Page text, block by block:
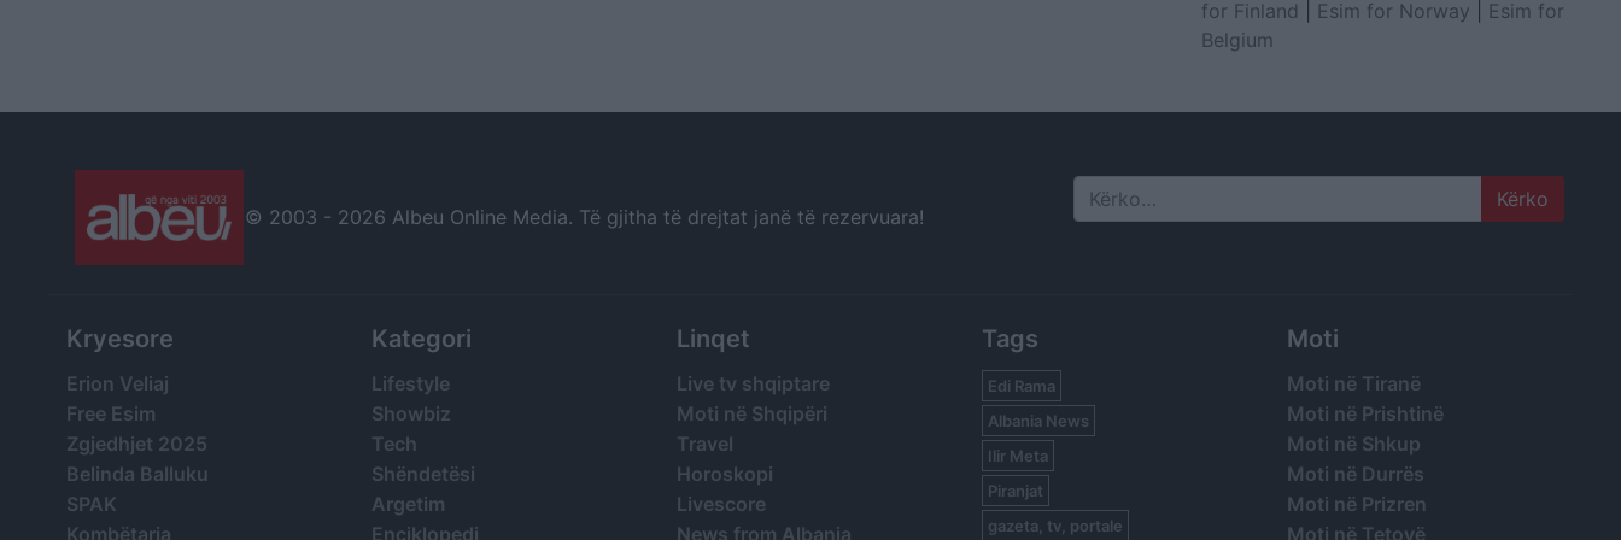
for Finland Esim for Norway
Esim for
Belgium
© 2003 - 2026 Albeu Online Media. Të gjitha të drejtat janë të rezervuara! Search
Kryesore
Erion Veliaj
Free Esim
Zgjedhjet 2025
Belinda Balluku
SPAK
Kombëtarja
Kategori
Lifestyle
Showbiz
Tech
Shëndetësi
Argetim
Enciklopedi
Linqet
Live tv shqiptare
Moti në Shqipëri
Travel
Horoskopi
Livescore
News from Albania
Tags
Edi Rama
Albania News
Ilir Meta
Piranjat
gazeta, tv, portale
Moti
Moti në Tiranë
Moti në Prishtinë
Moti në Shkup
Moti në Durrës
Moti në Prizren
Moti në Tetovë